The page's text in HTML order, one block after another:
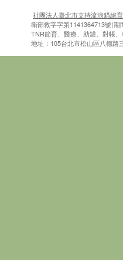
社團法人臺北市支持流浪貓絕
衛部救字字第1141364713號(期
TNR節育、醫療、助罐、對帳
地址：105台北市松山區八德路